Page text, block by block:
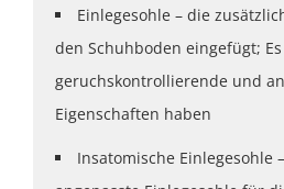
Einlegesohle – die
den Schuhboden eingefügt;
geruchskontrollierende und
Eigenschaften haben
Insatomische Einlegesohle